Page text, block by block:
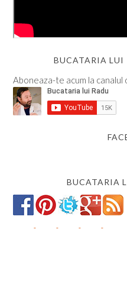
BUCATARIA LUI
Aboneaza-te acum la canalul
BUCATARIA